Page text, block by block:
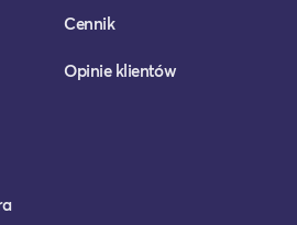
Cennik
Opinie klientów